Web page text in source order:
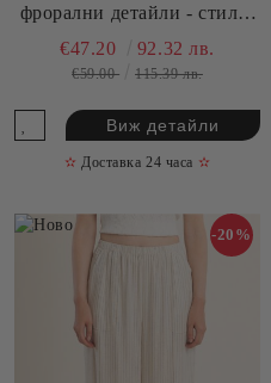
фрорални детайли - стил и
елегантност MOLLY
BRACKEN (SKU)
€47.20 92.32 лв.
€59.00 115.39 лв.
Виж детайли
✫ Доставка 24 часа ✫
-20%